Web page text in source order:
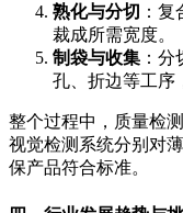
熟化与分切 ：
裁成所需宽度。
制袋与收集 ：
孔、折边等工序
整个过程中，质量检
视觉检测系统分别对
保产品符合标准。